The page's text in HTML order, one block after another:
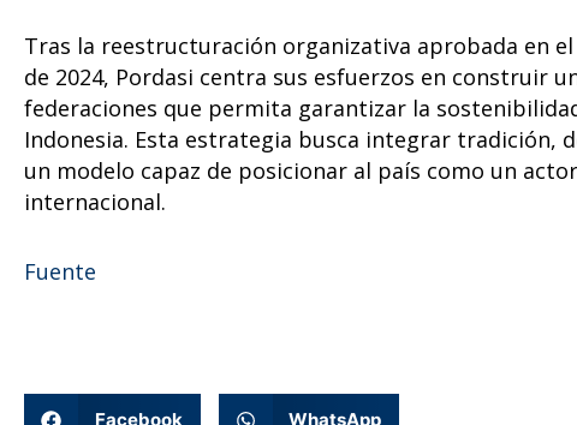
Tras la reestructuración organizativa aprobada en
de 2024, Pordasi centra sus esfuerzos en construir
federaciones que permita garantizar la
Indonesia. Esta estrategia busca integrar tradición,
un modelo capaz de posicionar al país como un
internacional.
Fuente
Facebook WhatsApp